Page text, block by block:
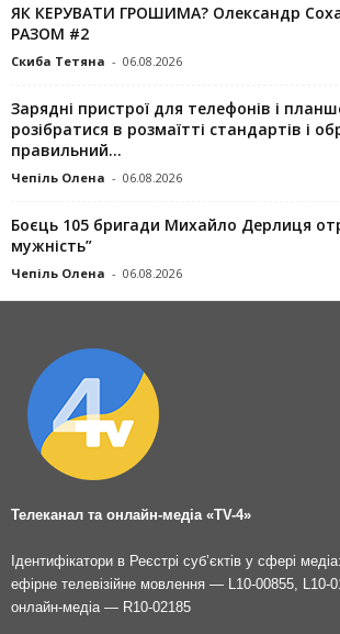
ЯК КЕРУВАТИ ГРОШИМА? Олександр
РАЗОМ #2
Скиба Тетяна - 06.08.2026
Зарядні пристрої для телефонів і
розібратися в розмаїтті стандартів і
правильний...
Чепіль Олена - 06.08.2026
Боєць 105 бригади Михайло Дерлиця
мужність”
Чепіль Олена - 06.08.2026
Телеканал та онлайн-медіа «TV-4»
Ідентифікатори в Реєстрі суб’єктів у сфері медіа:
ефірне телевізійне мовлення — L10-00855, L10-
онлайн-медіа — R10-02185